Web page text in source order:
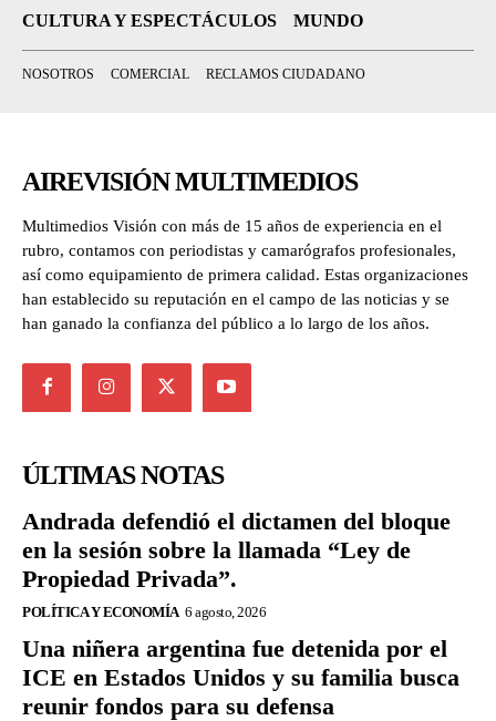
CULTURA Y ESPECTÁCULOS
MUNDO
NOSOTROS COMERCIAL RECLAMOS CIUDADANO
AIREVISIÓN MULTIMEDIOS
Multimedios Visión con más de 15 años de experiencia en el
rubro, contamos con periodistas y camarógrafos profesionales,
así como equipamiento de primera calidad. Estas organizaciones
han establecido su reputación en el campo de las noticias y se
han ganado la confianza del público a lo largo de los años.
ÚLTIMAS NOTAS
Andrada defendió el dictamen del bloque
en la sesión sobre la llamada “Ley de
Propiedad Privada”.
POLÍTICA Y ECONOMÍA 6 agosto, 2026
Una niñera argentina fue detenida por el
ICE en Estados Unidos y su familia busca
reunir fondos para su defensa